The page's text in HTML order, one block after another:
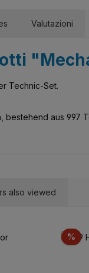
Valutazioni
Technic-Set.
bestehend aus 997
also viewed
%